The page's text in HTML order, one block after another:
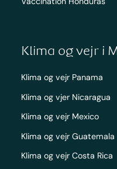
Klima og vejr i
Klima og vejr Panama
Klima og vjer Nicaragua
Klima og vejr Mexico
Klima og vejr Guatemala
Klima og vejr Costa Rica